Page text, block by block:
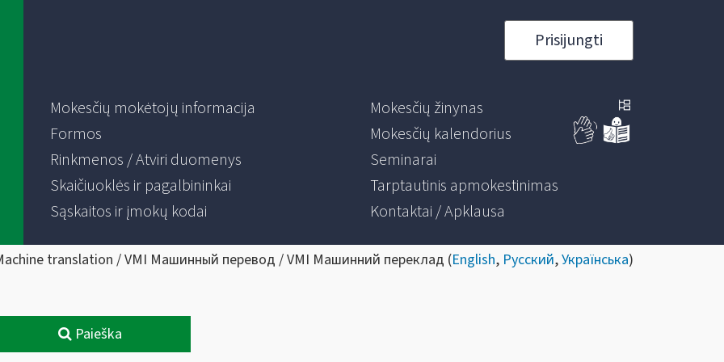
Prisijungti
Mokesčių mokėtojų informacija
Formos
Rinkmenos / Atviri duomenys
Skaičiuoklės ir pagalbininkai
Sąskaitos ir įmokų kodai
Mokesčių žinynas
Mokesčių kalendorius
Seminarai
Tarptautinis apmokestinimas
Kontaktai / Apklausa
translation / VMI Машинный перевод / VMI Машинний переклад (English, Русский,Українська)
Paieška